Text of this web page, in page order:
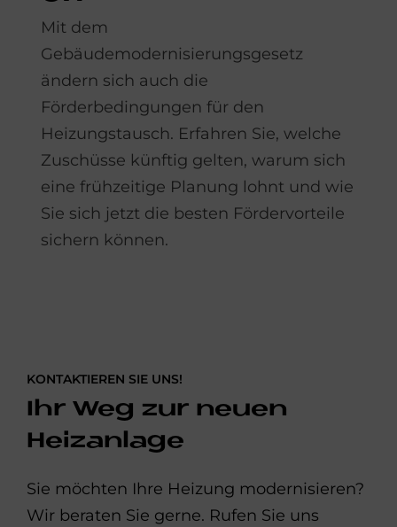
Mit dem
Gebäudemodernisierungsgesetz
ändern sich auch die
Förderbedingungen für den
Heizungstausch. Erfahren Sie, welche
Zuschüsse künftig gelten, warum sich
eine frühzeitige Planung lohnt und wie
Sie sich jetzt die besten Fördervorteile
sichern können.
KONTAKTIEREN SIE UNS!
Ihr Weg zur neuen
Heizanlage
Sie möchten Ihre Heizung modernisieren?
Wir beraten Sie gerne. Rufen Sie uns